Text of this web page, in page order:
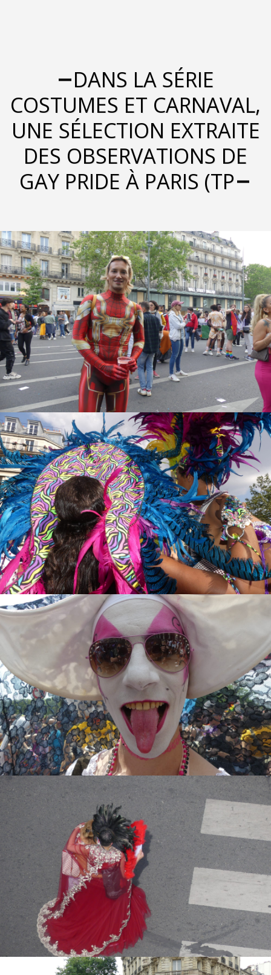
DANS LA SÉRIE
COSTUMES ET CARNAVAL,
UNE SÉLECTION EXTRAITE
DES OBSERVATIONS DE
GAY PRIDE À PARIS (TP